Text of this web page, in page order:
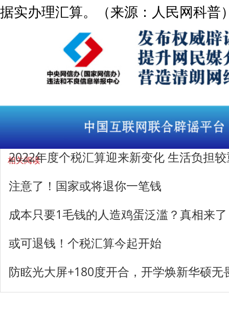
据实办理汇算。（来源：人民网科普
相关阅读
2022年度个税汇算迎来新变化 生活负担
注意了！国家或将退你一笔钱
成本只要1毛钱的人造鸡蛋泛滥？真相来了
或可退钱！个税汇算今起开始
防眩光大屏+180度开合，开学焕新华硕